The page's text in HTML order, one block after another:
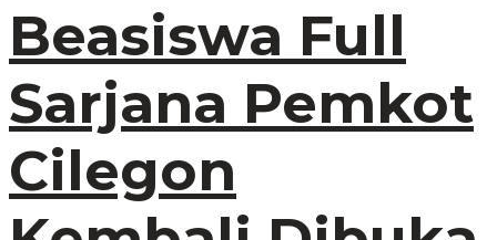
Beasiswa Full
Sarjana Pemkot
Cilegon